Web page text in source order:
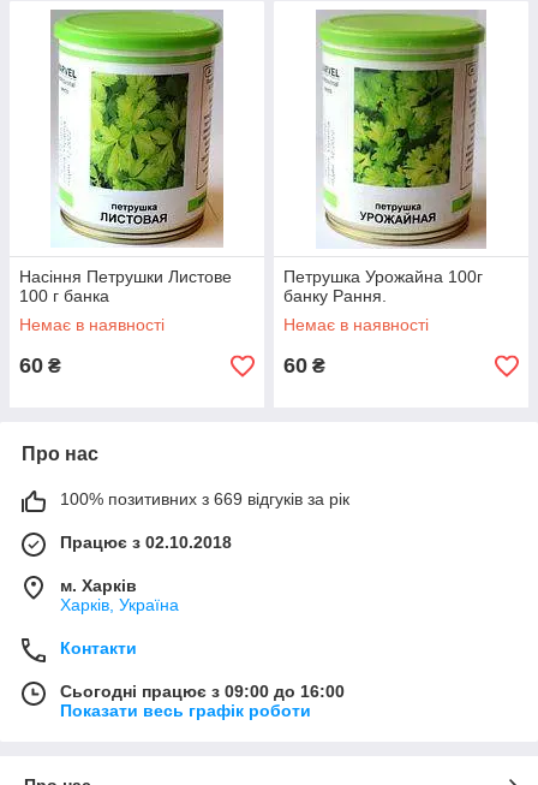
Насіння Петрушки Листове
100 г банка
Немає в наявності
60 ₴
Петрушка Урожайна 100г
банку Рання.
Немає в наявності
60 ₴
Про нас
100% позитивних з 669 відгуків за рік
Працює з 02.10.2018
м. Харків
Харків, Україна
Контакти
Сьогодні працює з 09:00 до 16:00
Показати весь графік роботи